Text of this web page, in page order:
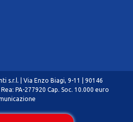
s.r.l. | Via Enzo Biagi, 9-11 | 90146
PA-277920 Cap. Soc. 10.000 euro